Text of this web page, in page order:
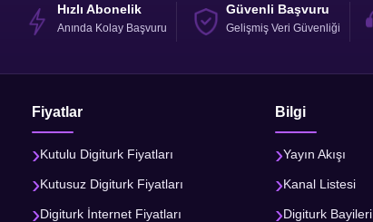
Hızlı Abonelik
Anında Kolay Başvuru
Güvenli Başvuru
Gelişmiş Veri Güvenliği
Fiyatlar
Kutulu Digiturk Fiyatları
Kutusuz Digiturk Fiyatları
Digiturk İnternet Fiyatları
Bilgi
Yayın Akışı
Kanal Listesi
Digiturk Bayileri